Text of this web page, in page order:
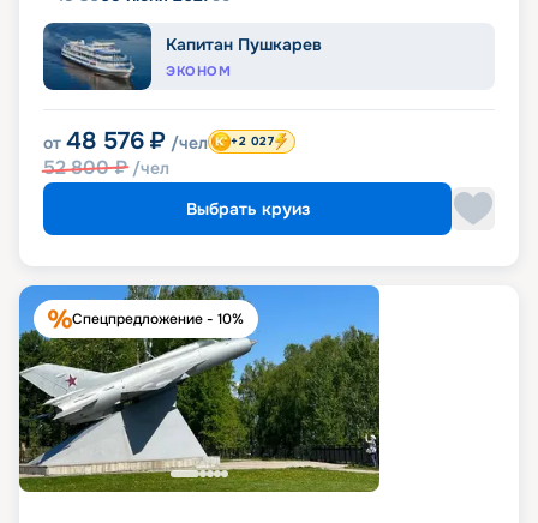
Капитан Пушкарев
ЭКОНОМ
от 48 576 ₽ /чел
52 800₽ /чел
+2 027
Выбрать круиз
Спецпредложение - 10%